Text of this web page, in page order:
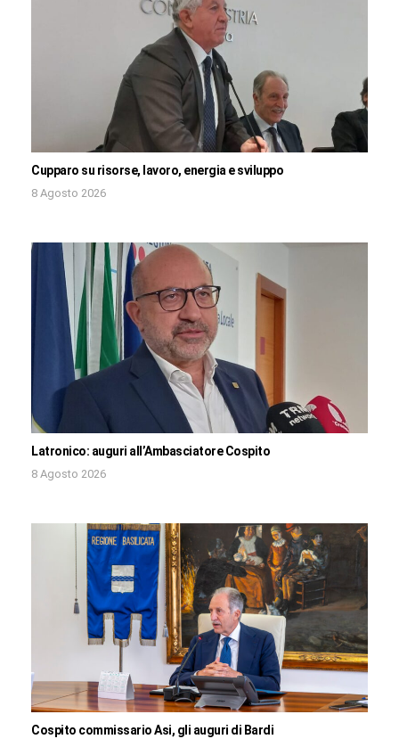
Cupparo su risorse, lavoro, energia e sviluppo
8 Agosto 2026
Latronico: auguri all’Ambasciatore Cospito
8 Agosto 2026
Cospito commissario Asi, gli auguri di Bardi